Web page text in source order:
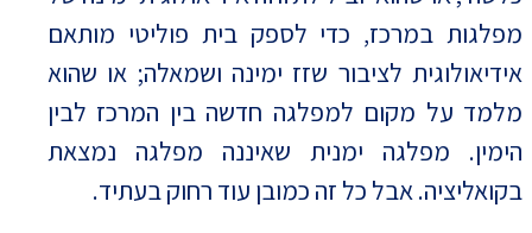
מפלגות במרכז, כדי לספק בית פוליטי מותאם
אידיאולוגית לציבור שזז ימינה ושמאלה; או שהוא
מלמד על מקום למפלגה חדשה בין המרכז לבין
הימין. מפלגה ימנית שאיננה מפלגה נמצאת
בקואליציה. אבל כל זה כמובן עוד רחוק בעתיד.